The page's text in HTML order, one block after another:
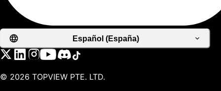
Español (España)
© 2026 TOPVIEW PTE. LTD.